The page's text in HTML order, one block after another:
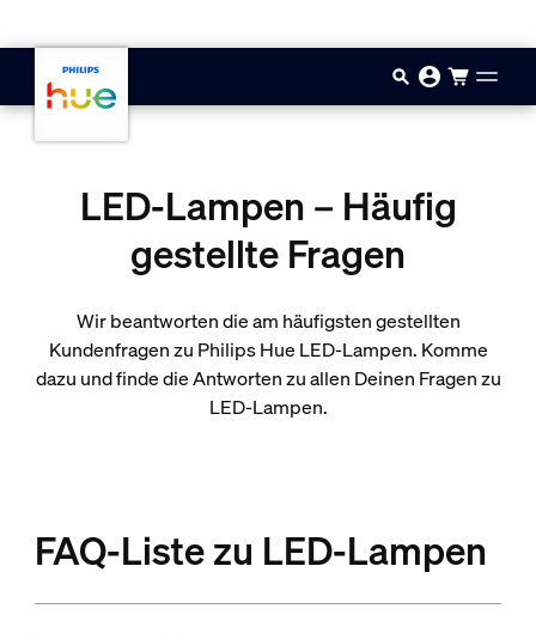
LED-Lampen – Häufig
gestellte Fragen
Wir beantworten die am häufigsten gestellten
Kundenfragen zu Philips Hue LED-Lampen. Komme
dazu und finde die Antworten zu allen Deinen Fragen zu
LED-Lampen.
FAQ-Liste zu LED-Lampen